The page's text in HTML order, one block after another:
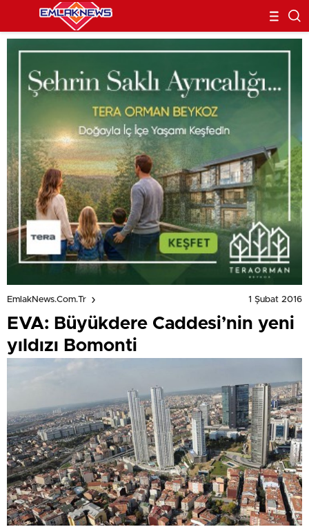
EmlakNews.com.tr 1 Şubat 2016
EVA: Büyükdere Caddesi’nin yeni
yıldızı Bomonti